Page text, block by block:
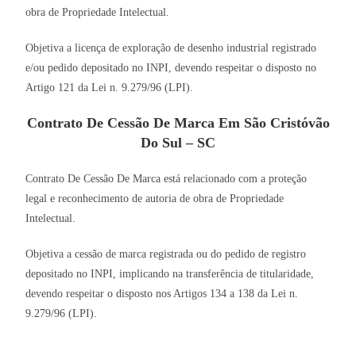
obra de Propriedade Intelectual.
Objetiva a licença de exploração de desenho industrial registrado
e/ou pedido depositado no INPI, devendo respeitar o disposto no
Artigo 121 da Lei n. 9.279/96 (LPI).
Contrato De Cessão De Marca Em São Cristóvão
Do Sul – SC
Contrato De Cessão De Marca está relacionado com a proteção
legal e reconhecimento de autoria de obra de Propriedade
Intelectual.
Objetiva a cessão de marca registrada ou do pedido de registro
depositado no INPI, implicando na transferência de titularidade,
devendo respeitar o disposto nos Artigos 134 a 138 da Lei n.
9.279/96 (LPI).